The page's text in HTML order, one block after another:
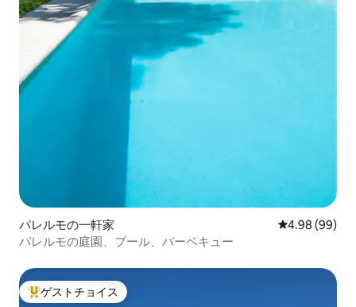
パレルモの一軒家 レビュー99件
4.98 (99)
パレルモの庭園、プール、バーベキュー
大好評のゲストチョイスです。
ゲストチョイス